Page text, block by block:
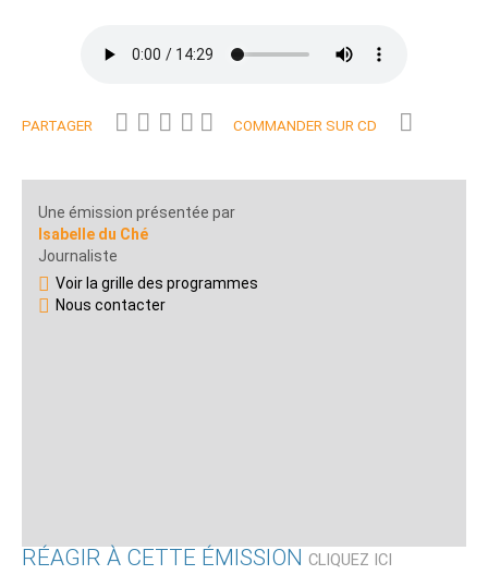
PARTAGER COMMANDER SUR CD
Une émission présentée par
Isabelle du Ché
Journaliste
Voir la grille des programmes
Nous contacter
RÉAGIR À CETTE ÉMISSION CLIQUEZ ICI